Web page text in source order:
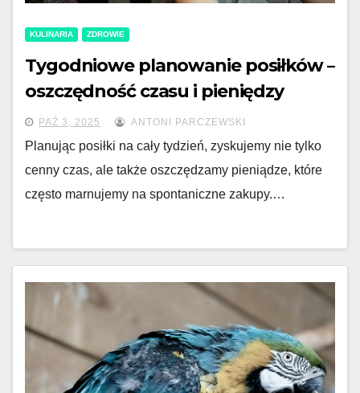
KULINARIA ZDROWIE
Tygodniowe planowanie posiłków –
oszczędność czasu i pieniędzy
PAŹ 3, 2025 ANTONI PARCZEWSKI
Planując posiłki na cały tydzień, zyskujemy nie tylko
cenny czas, ale także oszczędzamy pieniądze, które
często marnujemy na spontaniczne zakupy.…